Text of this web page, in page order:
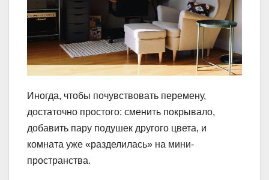
Иногда, чтобы почувствовать перемену,
достаточно простого: сменить покрывало,
добавить пару подушек другого цвета, и
комната уже «разделилась» на мини-
пространства.